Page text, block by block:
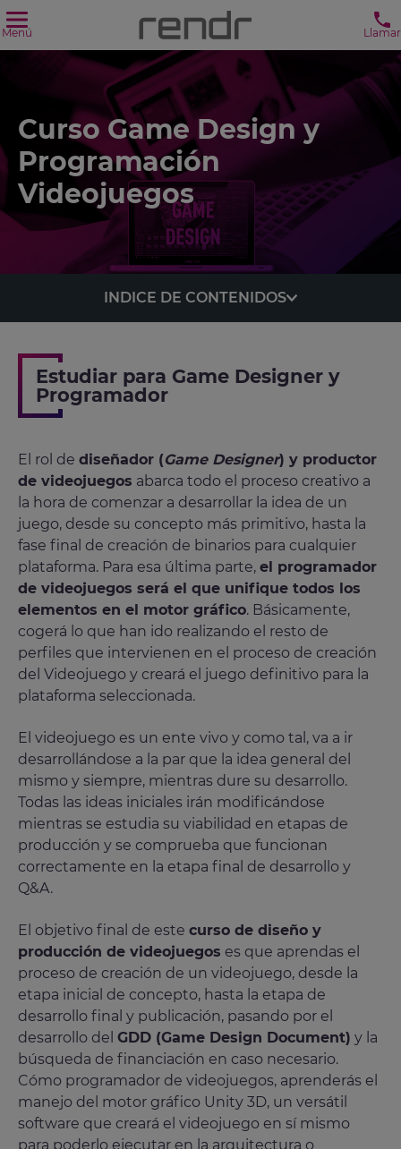
Menú Llamar
Curso Game Design y
Programación
Videojuegos
INDICE DE CONTENIDOS
Estudiar para Game Designer y
Programador
El rol de diseñador (Game Designer) y productor
de videojuegos abarca todo el proceso creativo a
la hora de comenzar a desarrollar la idea de un
juego, desde su concepto más primitivo, hasta la
fase final de creación de binarios para cualquier
plataforma. Para esa última parte, el programador
de videojuegos será el que unifique todos los
elementos en el motor gráfico. Básicamente,
cogerá lo que han ido realizando el resto de
perfiles que intervienen en el proceso de creación
del Videojuego y creará el juego definitivo para la
plataforma seleccionada.
El videojuego es un ente vivo y como tal, va a ir
desarrollándose a la par que la idea general del
mismo y siempre, mientras dure su desarrollo.
Todas las ideas iniciales irán modificándose
mientras se estudia su viabilidad en etapas de
producción y se comprueba que funcionan
correctamente en la etapa final de desarrollo y
Q&A.
El objetivo final de este curso de diseño y
producción de videojuegos es que aprendas el
proceso de creación de un videojuego, desde la
etapa inicial de concepto, hasta la etapa de
desarrollo final y publicación, pasando por el
desarrollo del GDD (Game Design Document) y la
búsqueda de financiación en caso necesario.
Cómo programador de videojuegos, aprenderás el
manejo del motor gráfico Unity 3D, un versátil
software que creará el videojuego en sí mismo
para poderlo ejecutar en la arquitectura o